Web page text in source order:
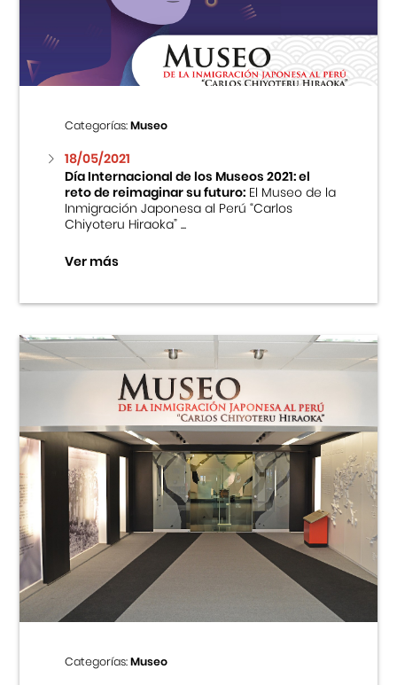
Centro Cultural Peruano Japonés
Cursos
Museo de la Inmigración Japonesa
Fondo Editorial
Teatro Peruano Japonés
Categorías:Museo
18/05/2021
Día Internacional de los Museos 2021: el
reto de reimaginar su futuro:El Museo de la
Inmigración Japonesa al Perú “Carlos
Chiyoteru Hiraoka” ...
Ver más
Categorías:Museo